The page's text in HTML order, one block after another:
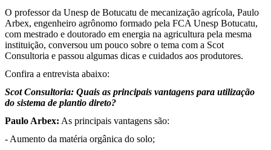
O professor da Unesp de Botucatu de mecanização agrícola, Paulo
Arbex, engenheiro agrônomo formado pela FCA Unesp Botucatu,
com mestrado e doutorado em energia na agricultura pela mesma
instituição, conversou um pouco sobre o tema com a Scot
Consultoria e passou algumas dicas e cuidados aos produtores.
Confira a entrevista abaixo:
Scot Consultoria: Quais as principais vantagens para utilização
do sistema de plantio direto?
Paulo Arbex: As principais vantagens são:
- Aumento da matéria orgânica do solo;